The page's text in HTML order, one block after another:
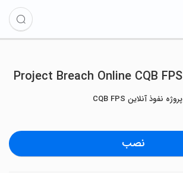
Project Breach Online CQB FPS
پروژه نفوذ آنلاین CQB FPS
نصب